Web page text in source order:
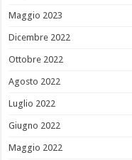
Maggio 2023
Dicembre 2022
Ottobre 2022
Agosto 2022
Luglio 2022
Giugno 2022
Maggio 2022